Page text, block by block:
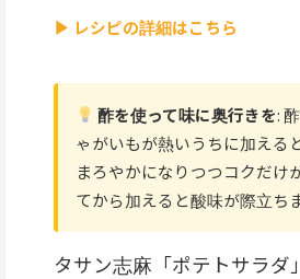
▶ レシピの詳細はこちら
酢を使って味に奥行きを:
ゃがいもが熱いうちに加える
まろやかになりつつコクだけ
てから加えると酸味が際立ちま
タサン志麻「ポテトサラダ」